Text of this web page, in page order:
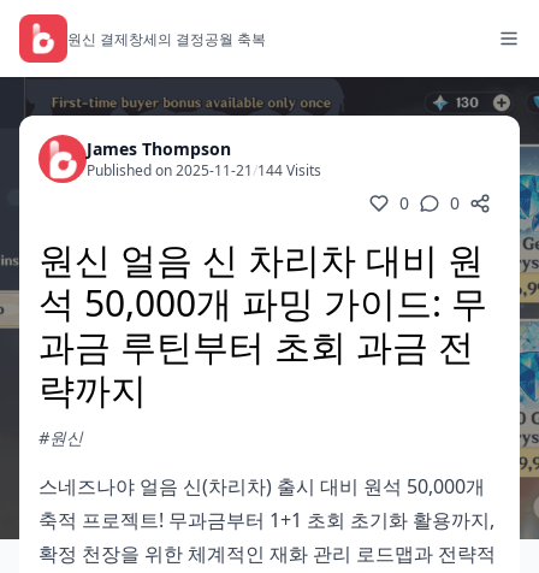
원신 결제창세의 결정공월 축복
James Thompson
Published on 2025-11-21/144 Visits
0 0
원신 얼음 신 차리차 대비 원
석 50,000개 파밍 가이드: 무
과금 루틴부터 초회 과금 전
략까지
#원신
스네즈나야 얼음 신(차리차) 출시 대비 원석 50,000개
축적 프로젝트! 무과금부터 1+1 초회 초기화 활용까지,
확정 천장을 위한 체계적인 재화 관리 로드맵과 전략적